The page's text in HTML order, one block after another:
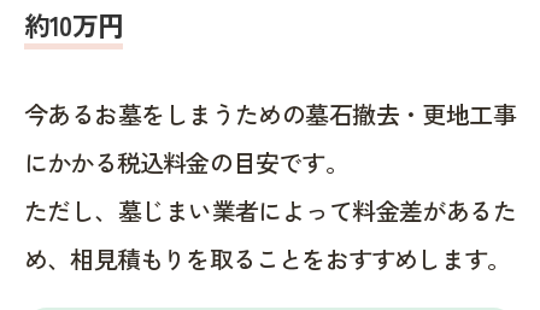
約10万円
今あるお墓をしまうための墓石撤去・更地工事
にかかる税込料金の目安です。
ただし、墓じまい業者によって料金差があるた
め、相見積もりを取ることをおすすめします。